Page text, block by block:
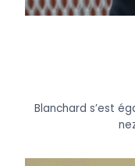
Blanchard s’est